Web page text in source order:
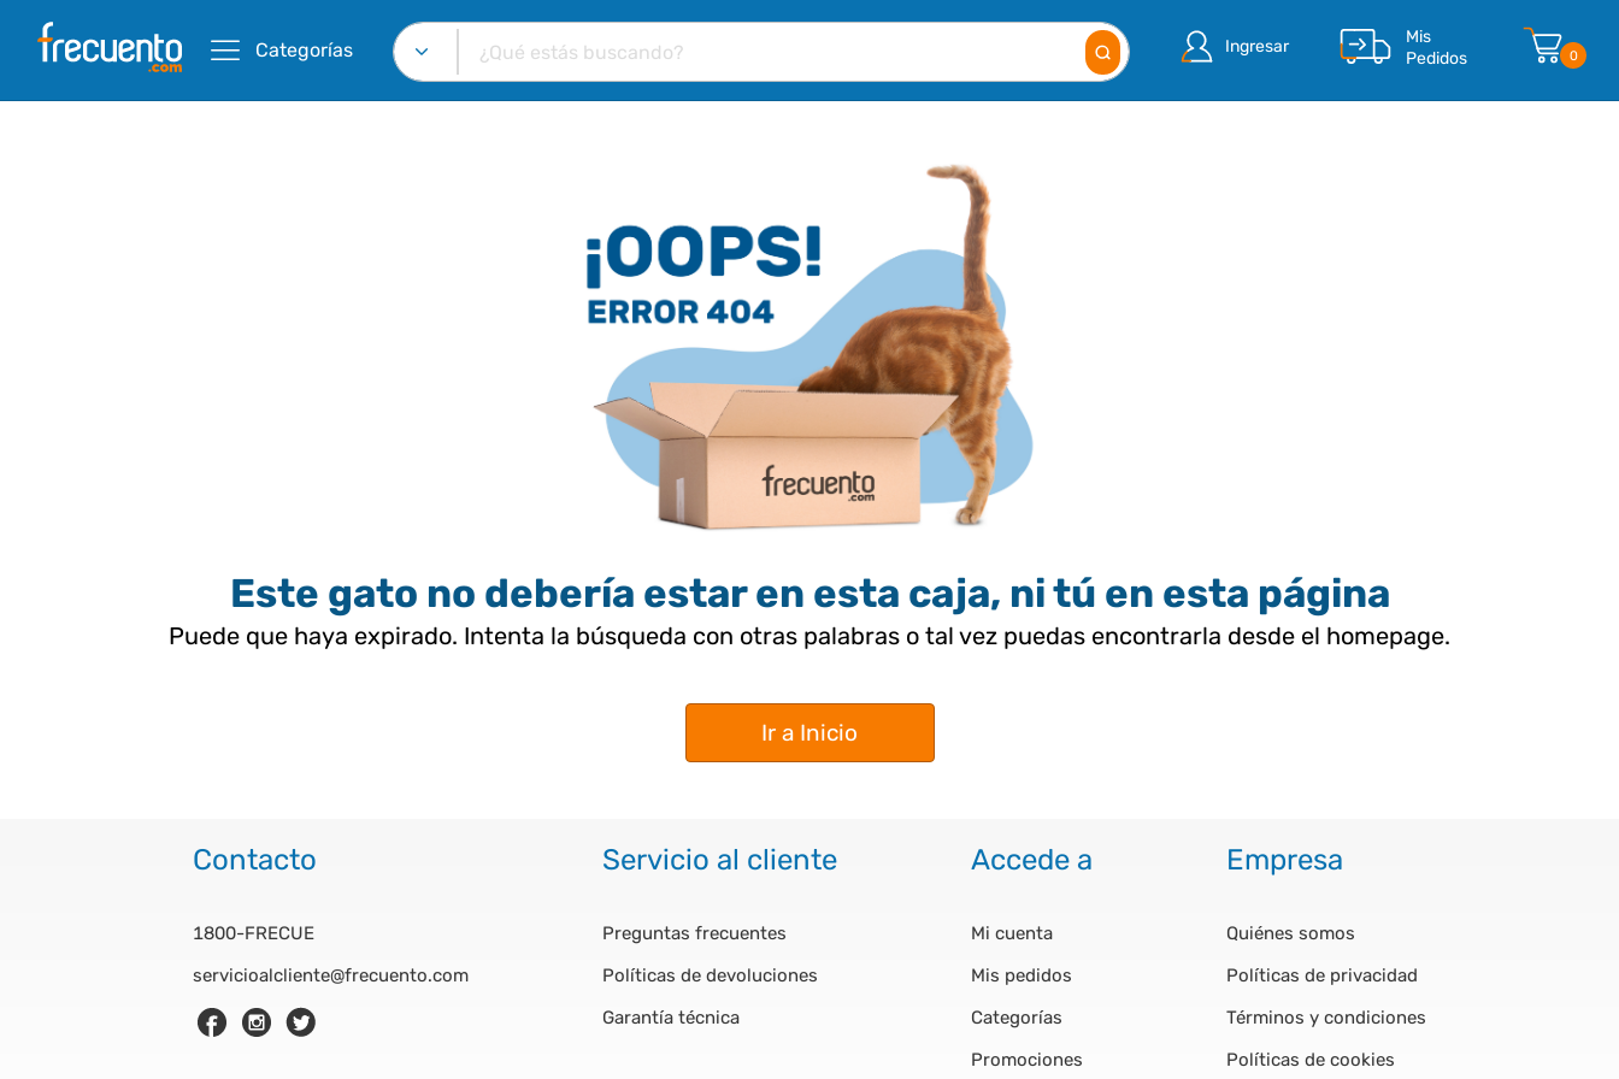
Categorías Ingresar
Mis
Pedidos
0
Este gato no debería estar en esta caja, ni tú en esta página
Puede que haya expirado. Intenta la búsqueda con otras palabras o tal vez puedas encontrarla desde el homepage.
Ir a Inicio
Contacto
1800-FRECUE
servicioalcliente@frecuento.com
Servicio al cliente
Preguntas frecuentes
Políticas de devoluciones
Garantía técnica
Accede a
Mi cuenta
Mis pedidos
Categorías
Promociones
Empresa
Quiénes somos
Políticas de privacidad
Términos y condiciones
Políticas de cookies